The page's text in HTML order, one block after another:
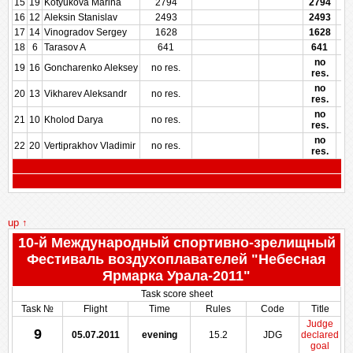
15 19 Kotyukova Marina 2794
2794
16 12 Aleksin Stanislav 2493
2493
17 14 Vinogradov Sergey 1628
1628
18
6 Tarasov A 641
641
19 16 Goncharenko Aleksey no res.
no
res.
20 13 Vikharev Aleksandr no res.
no
res.
21 10 Kholod Darya no res.
no
res.
22 20 Vertiprakhov Vladimir no res.
no
res.
up ↑
10-й Международный спортивно-зрелищный
Фестиваль воздухоплавателей "Небесная
Ярмарка Урала-2011"
Task score sheet
Task №
Flight Time Rules Code Title
9 05.07.2011 evening 15.2 JDG
Judge
declared
goal